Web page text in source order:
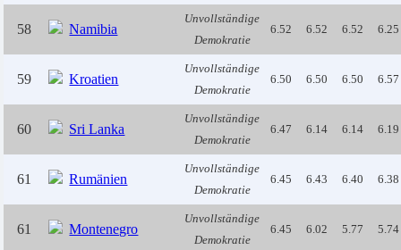
58 Namibia
Unvollständige
Demokratie
6.52 6.52 6.52 6.25
59 Kroatien
Unvollständige
Demokratie
6.50 6.50 6.50 6.57
60 Sri Lanka
Unvollständige
Demokratie
6.47 6.14 6.14 6.19
61 Rumänien
Unvollständige
Demokratie
6.45 6.43 6.40 6.38
61 Montenegro
Unvollständige
Demokratie
6.45 6.02 5.77 5.74